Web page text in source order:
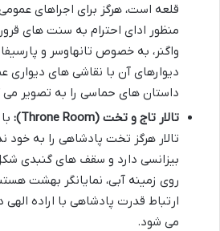
قلعه است، هرگز برای اجراهای
منظور ادای احترام به سنت های
واگنر، به خصوص تانهاوسر و
دیوارهای آن با نقاشی های دیواری
داستان های حماسی را به تصویر می
تالار تاج و تخت (Throne Room):
تالار هرگز تخت پادشاهی را به خود
بیزانسی دارد و سقف های گنبدی
روی زمینه آبی، نمایانگر بهشت
ارتباط قدرت پادشاهی با اراده
می شود.